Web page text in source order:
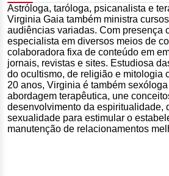
Astróloga, taróloga, psicanalista e
Virginia Gaia também ministra
audiências variadas. Com presença
especialista em diversos meios de
colaboradora fixa de conteúdo em
jornais, revistas e sites. Estudiosa
do ocultismo, de religião e mitologia
20 anos, Virginia é também
abordagem terapêutica, une
desenvolvimento da espiritualidade,
sexualidade para estimular o
manutenção de relacionamentos